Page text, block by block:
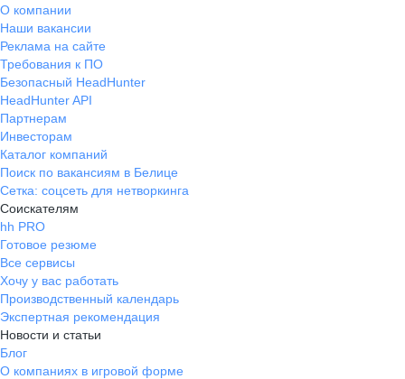
О компании
Наши вакансии
Реклама на сайте
Требования к ПО
Безопасный HeadHunter
HeadHunter API
Партнерам
Инвесторам
Каталог компаний
Поиск по вакансиям в Белице
Сетка: соцсеть для нетворкинга
Соискателям
hh PRO
Готовое резюме
Все сервисы
Хочу у вас работать
Производственный календарь
Экспертная рекомендация
Новости и статьи
Блог
О компаниях в игровой форме